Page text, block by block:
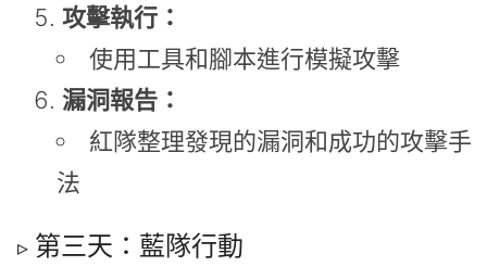
攻擊執行：
使用工具和腳本進行模擬攻擊
漏洞報告：
紅隊整理發現的漏洞和成功的攻擊手
法
第三天：藍隊行動